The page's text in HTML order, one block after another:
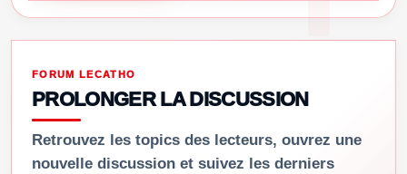
FORUM LECATHO
PROLONGER LA DISCUSSION
Retrouvez les topics des lecteurs, ouvrez une
nouvelle discussion et suivez les derniers